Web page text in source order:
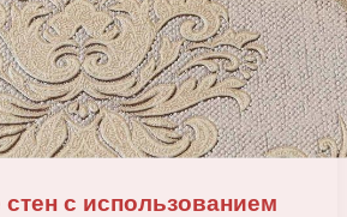
с использованием